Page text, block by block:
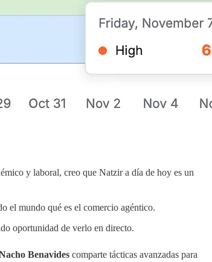
y laboral, creo que Natzir a día de hoy es un
el mundo qué es el comercio agéntico.
oportunidad de verlo en directo.
Benavides comparte tácticas avanzadas para